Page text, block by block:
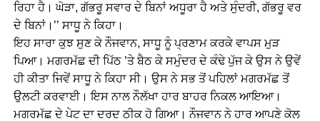
ਰਿਹਾ ਹੈ। ਘੋੜਾ, ਗੱਭਰੂ ਸਵਾਰ ਦੇ ਬਿਨਾਂ ਅਧੂਰਾ ਹੈ ਅਤੇ ਸੁੰਦਰੀ, ਗੱਭਰੂ ਵਰ
ਦੇ ਬਿਨਾਂ।’’ ਸਾਧੂ ਨੇ ਕਿਹਾ।
ਇਹ ਸਾਰਾ ਕੁਝ ਸੁਣ ਕੇ ਨੌਜਵਾਨ, ਸਾਧੂ ਨੂੰ ਪ੍ਰਣਾਮ ਕਰਕੇ ਵਾਪਸ ਮੁੜ
ਪਿਆ। ਮਗਰਮੱਛ ਦੀ ਪਿੱਠ ’ਤੇ ਬੈਠ ਕੇ ਸਮੁੰਦਰ ਦੇ ਕੰਢੇ ਪੁੱਜ ਕੇ ਉਸ ਨੇ ਉਵੇਂ
ਹੀ ਕੀਤਾ ਜਿਵੇਂ ਸਾਧੂ ਨੇ ਕਿਹਾ ਸੀ। ਉਸ ਨੇ ਸਭ ਤੋਂ ਪਹਿਲਾਂ ਮਗਰਮੱਛ ਤੋਂ
ਉਲਟੀ ਕਰਵਾਈ। ਇਸ ਨਾਲ ਨੌਲੱਖਾ ਹਾਰ ਬਾਹਰ ਨਿਕਲ ਆਇਆ।
ਮਗਰਮੱਛ ਦੇ ਪੇਟ ਦਾ ਦਰਦ ਠੀਕ ਹੋ ਗਿਆ। ਨੌਜਵਾਨ ਨੇ ਹਾਰ ਆਪਣੇ ਕੋਲ